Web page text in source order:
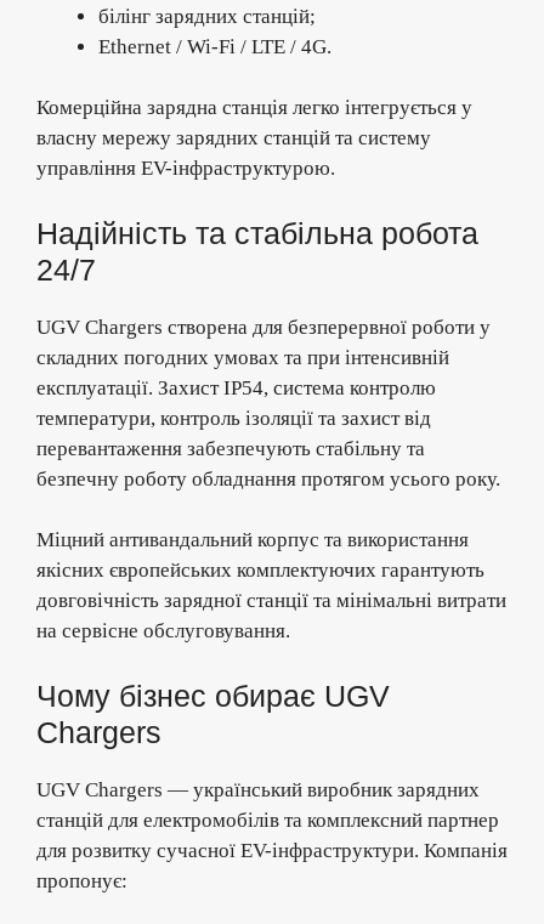
білінг зарядних станцій;
Ethernet / Wi-Fi / LTE / 4G.
Комерційна зарядна станція легко інтегрується у
власну мережу зарядних станцій та систему
управління EV-інфраструктурою.
Надійність та стабільна робота
24/7
UGV Chargers створена для безперервної роботи у
складних погодних умовах та при інтенсивній
експлуатації. Захист IP54, система контролю
температури, контроль ізоляції та захист від
перевантаження забезпечують стабільну та
безпечну роботу обладнання протягом усього року.
Міцний антивандальний корпус та використання
якісних європейських комплектуючих гарантують
довговічність зарядної станції та мінімальні витрати
на сервісне обслуговування.
Чому бізнес обирає UGV
Chargers
UGV Chargers — український виробник зарядних
станцій для електромобілів та комплексний партнер
для розвитку сучасної EV-інфраструктури. Компанія
пропонує: